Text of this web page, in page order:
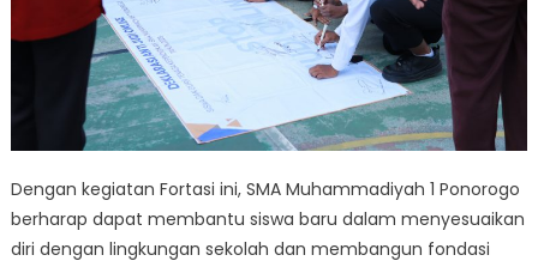
Dengan kegiatan Fortasi ini, SMA Muhammadiyah 1 Ponorogo
berharap dapat membantu siswa baru dalam menyesuaikan
diri dengan lingkungan sekolah dan membangun fondasi